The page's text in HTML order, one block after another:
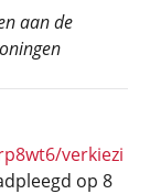
aan de
verkiezi
op 8